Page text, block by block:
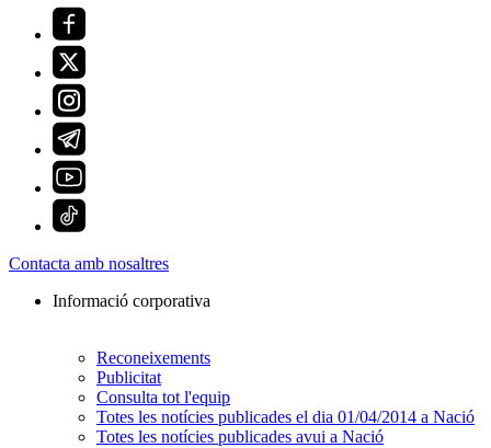
Contacta amb nosaltres
Informació corporativa
Reconeixements
Publicitat
Consulta tot l'equip
Totes les notícies publicades el dia 01/04/2014 a Nació
Totes les notícies publicades avui a Nació